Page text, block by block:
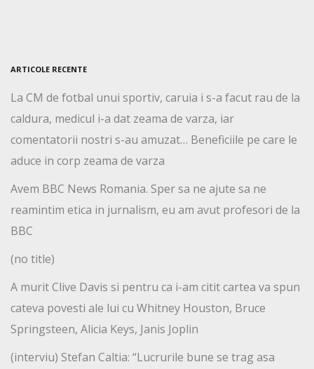
ARTICOLE RECENTE
La CM de fotbal unui sportiv, caruia i s-a facut rau de la
caldura, medicul i-a dat zeama de varza, iar
comentatorii nostri s-au amuzat… Beneficiile pe care le
aduce in corp zeama de varza
Avem BBC News Romania. Sper sa ne ajute sa ne
reamintim etica in jurnalism, eu am avut profesori de la
BBC
(no title)
A murit Clive Davis si pentru ca i-am citit cartea va spun
cateva povesti ale lui cu Whitney Houston, Bruce
Springsteen, Alicia Keys, Janis Joplin
(interviu) Stefan Caltia: “Lucrurile bune se trag asa